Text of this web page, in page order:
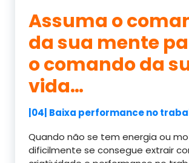
Assuma o
da sua mente
o comando da
vida…
|04| Baixa performance no
Quando não se tem energia ou
dificilmente se consegue extrair